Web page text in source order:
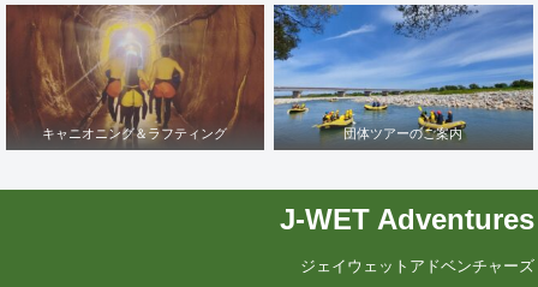
キャニオニング＆ラフティング 団体ツアーのご案内
J-WET Adventures
ジェイウェットアドベンチャーズ